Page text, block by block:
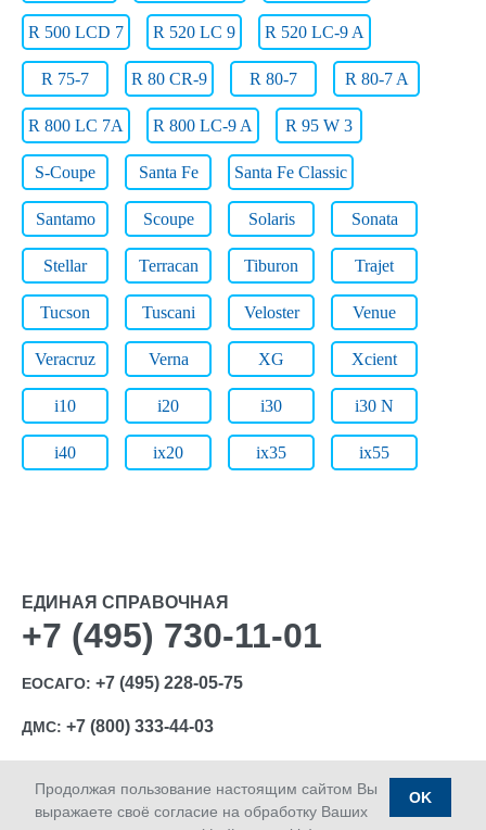
R 500 LCD 7 R 520 LC 9 R 520 LC-9 A
R 75-7 R 80 CR-9 R 80-7 R 80-7 A
R 800 LC 7A R 800 LC-9 A R 95 W 3
S-Coupe Santa Fe Santa Fe Classic
Santamo Scoupe Solaris Sonata
Stellar Terracan Tiburon Trajet
Tucson Tuscani Veloster Venue
Veracruz Verna XG Xcient
i10 i20 i30 i30 N
i40 ix20 ix35 ix55
Продолжая пользование настоящим сайтом Вы
выражаете своё согласие на обработку Ваших
OK
ЕДИНАЯ СПРАВОЧНАЯ
+7 (495) 730-11-01
ЕОСАГО: +7 (495) 228-05-75
ДМС: +7 (800) 333-44-03